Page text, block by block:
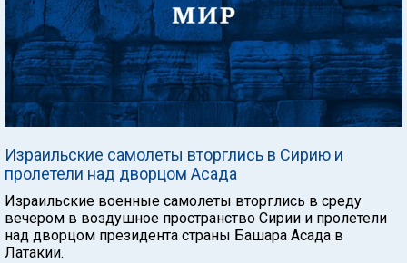
Израильские самолеты вторглись в Сирию и
пролетели над дворцом Асада
Израильские военные самолеты вторглись в среду
вечером в воздушное пространство Сирии и пролетели
над дворцом президента страны Башара Асада в
Латакии.